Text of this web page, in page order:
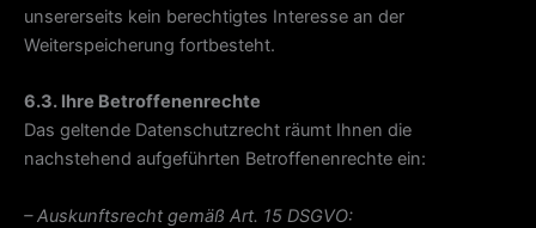
unsererseits kein berechtigtes Interesse an der
Weiterspeicherung fortbesteht.
6.3. Ihre Betroffenenrechte
Das geltende Datenschutzrecht räumt Ihnen die
nachstehend aufgeführten Betroffenenrechte ein:
– Auskunftsrecht gemäß Art. 15 DSGVO: